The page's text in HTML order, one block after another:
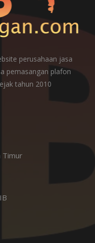
perusahaan jasa
pemasangan plafon
tahun 2010
Timur